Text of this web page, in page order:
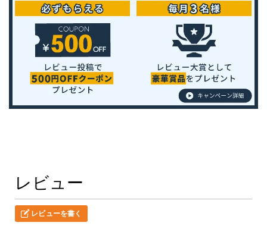
レビュー
レビューを書く